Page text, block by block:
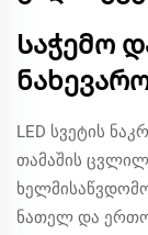
Საჭემო
LED სვეტის
თამაშის
ნათელ და